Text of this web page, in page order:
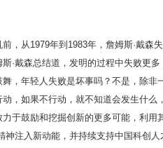
，从1979年到1983年，詹姆斯·戴森
·戴森总结道，发明的过程中失败更
，年轻人失败是坏事吗？不是，除
，如果不行动，就不知道会发生什么
于鼓励和挖掘创新的更多可能，利用
神注入新动能，并持续支持中国科创人